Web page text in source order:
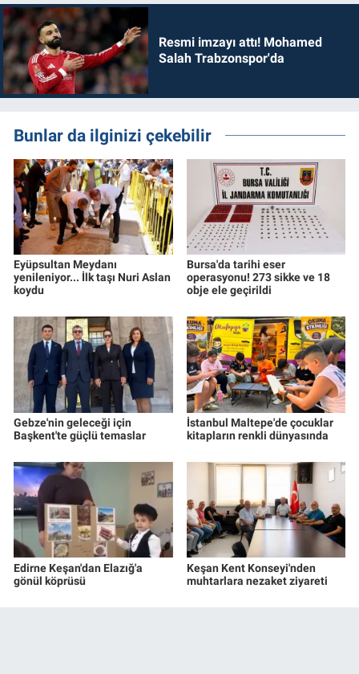
Resmi imzayı attı! Mohamed
Salah Trabzonspor'da
Bunlar da ilginizi çekebilir
Eyüpsultan Meydanı
yenileniyor... İlk taşı Nuri Aslan
koydu
Bursa'da tarihi eser
operasyonu! 273 sikke ve 18
obje ele geçirildi
Gebze'nin geleceği için
Başkent'te güçlü temaslar
İstanbul Maltepe'de çocuklar
kitapların renkli dünyasında
Edirne Keşan'dan Elazığ'a
gönül köprüsü
Keşan Kent Konseyi'nden
muhtarlara nezaket ziyareti